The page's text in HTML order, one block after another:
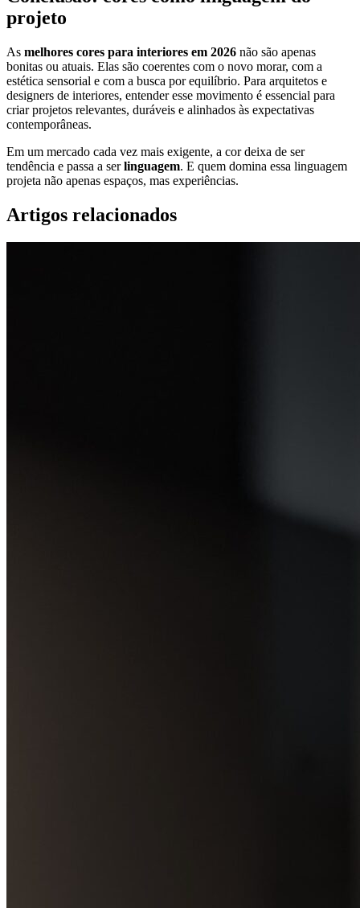
projeto
As melhores cores para interiores em 2026 não são apenas
bonitas ou atuais. Elas são coerentes com o novo morar, com a
estética sensorial e com a busca por equilíbrio. Para arquitetos e
designers de interiores, entender esse movimento é essencial para
criar projetos relevantes, duráveis e alinhados às expectativas
contemporâneas.
Em um mercado cada vez mais exigente, a cor deixa de ser
tendência e passa a serlinguagem. E quem domina essa linguagem
projeta não apenas espaços, mas experiências.
Artigos relacionados